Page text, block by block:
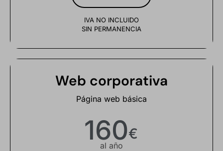
IVA NO INCLUIDO
SIN PERMANENCIA
Web corporativa
Página web básica
160€
al año